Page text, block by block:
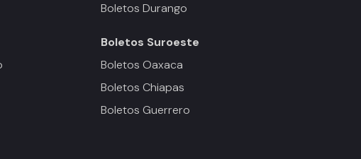
Boletos Durango
Boletos Suroeste
Boletos Oaxaca
Boletos Chiapas
Boletos Guerrero